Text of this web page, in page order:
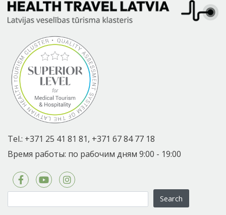
Tel.: +371 25 41 81 81, +371 67 84 77 18
Время работы: по рабочим дням 9:00 - 19:00
Search